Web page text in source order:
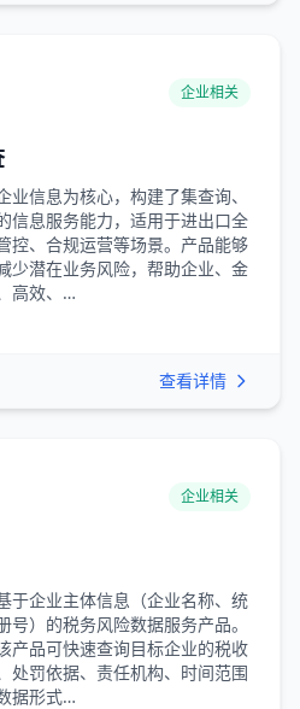
企业相关
信息为核心，构建了集查询、
信息服务能力，适用于进出口全
控、合规运营等场景。产品能够
少潜在业务风险，帮助企业、金
高效、…
查看详情
企业相关
于企业主体信息（企业名称、统
）的税务风险数据服务产品。
产品可快速查询目标企业的税收
处罚依据、责任机构、时间范围
据形式…